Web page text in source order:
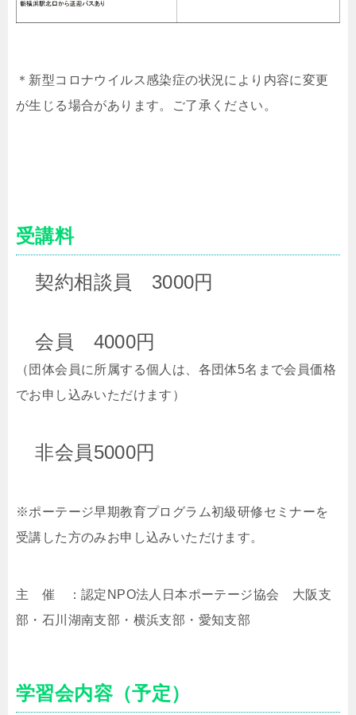
＊ 新型コロナウイルス感染症の状況により内容に変更
が生じる場合があります。 ご了承ください 。
受講料
契約相談員 3000円
会員 4000円
（団体会員に所属する個人は、各団体5名まで会員価格
でお申し込みいただけます）
非会員5000円
※ポーテージ早期教育プログラム初級研修セミナーを
受講した方のみお申し込みいただけます。
主 催 ：認定 NPO法人日本ポーテージ協会 大阪支
部・石川湖南支部・横浜支部・愛知支部
学習会内容（予定）